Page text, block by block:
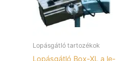
Lopásgátló tartozékok
Lopásgátló Box-XL a le-